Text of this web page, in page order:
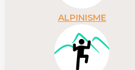
ALPINISME